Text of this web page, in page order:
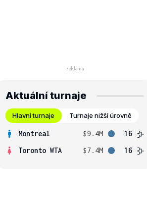
Aktuální turnaje
Hlavní turnaje Turnaje nižší úrovně
Montreal $9.4M
16
Toronto WTA
$7.4M 16